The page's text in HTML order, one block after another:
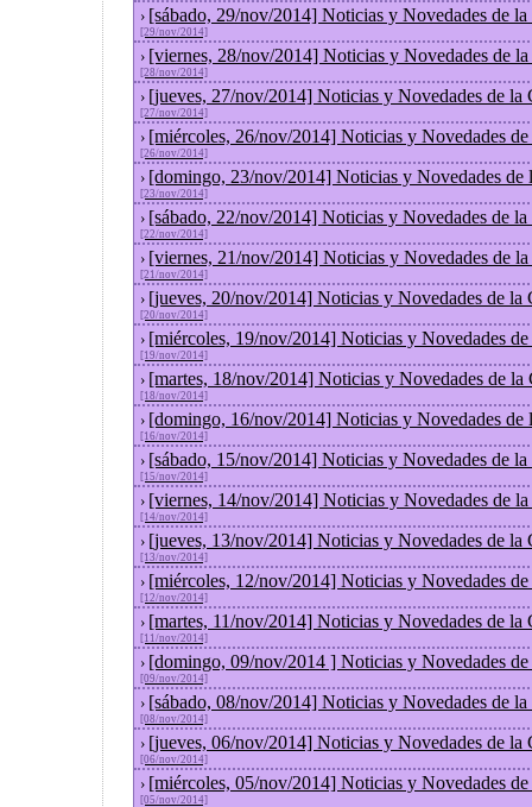
› [sábado, 29/nov/2014] Noticias y Novedades de
[29/nov/2014]
› [viernes, 28/nov/2014] Noticias y Novedades de
[28/nov/2014]
› [jueves, 27/nov/2014] Noticias y Novedades de la
[27/nov/2014]
› [miércoles, 26/nov/2014] Noticias y Novedades
[26/nov/2014]
› [domingo, 23/nov/2014] Noticias y Novedades de
[23/nov/2014]
› [sábado, 22/nov/2014] Noticias y Novedades de
[22/nov/2014]
› [viernes, 21/nov/2014] Noticias y Novedades de
[21/nov/2014]
› [jueves, 20/nov/2014] Noticias y Novedades de la
[20/nov/2014]
› [miércoles, 19/nov/2014] Noticias y Novedades
[19/nov/2014]
› [martes, 18/nov/2014] Noticias y Novedades de la
[18/nov/2014]
› [domingo, 16/nov/2014] Noticias y Novedades de
[16/nov/2014]
› [sábado, 15/nov/2014] Noticias y Novedades de
[15/nov/2014]
› [viernes, 14/nov/2014] Noticias y Novedades de
[14/nov/2014]
› [jueves, 13/nov/2014] Noticias y Novedades de la
[13/nov/2014]
› [miércoles, 12/nov/2014] Noticias y Novedades
[12/nov/2014]
› [martes, 11/nov/2014] Noticias y Novedades de la
[11/nov/2014]
› [domingo, 09/nov/2014 ] Noticias y Novedades
[09/nov/2014]
› [sábado, 08/nov/2014] Noticias y Novedades de
[08/nov/2014]
› [jueves, 06/nov/2014] Noticias y Novedades de la
[06/nov/2014]
› [miércoles, 05/nov/2014] Noticias y Novedades
[05/nov/2014]